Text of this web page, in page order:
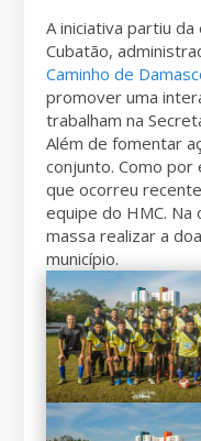
A iniciativa partiu
Cubatão,
Caminho de
promover uma
trabalham na
Além de fomentar
conjunto. Como por
que ocorreu
equipe do HMC. Na
massa realizar a
município.